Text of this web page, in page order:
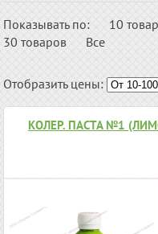
Показывать по: 10
30 товаров
Все
Отобразить цены:
КОЛЕР. ПАСТА №1